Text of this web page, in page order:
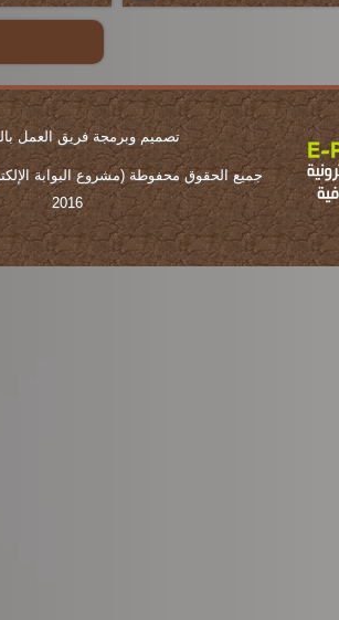
تصميم وبرمجة فريق العمل
جميع الحقوق محفوطة (مشروع البوابة
2016